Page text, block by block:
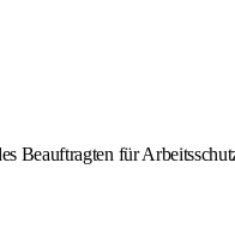
Beauftragten für